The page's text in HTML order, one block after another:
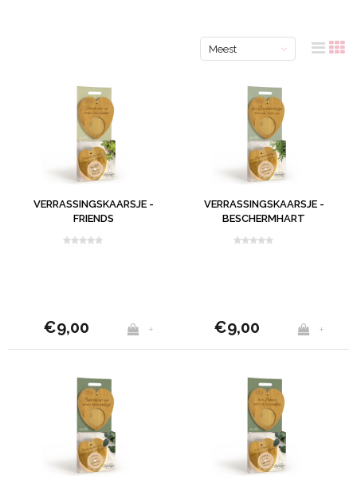
Meest
VERRASSINGSKAARSJE -
FRIENDS
€9,00 +
VERRASSINGSKAARSJE -
BESCHERMHART
€9,00 +